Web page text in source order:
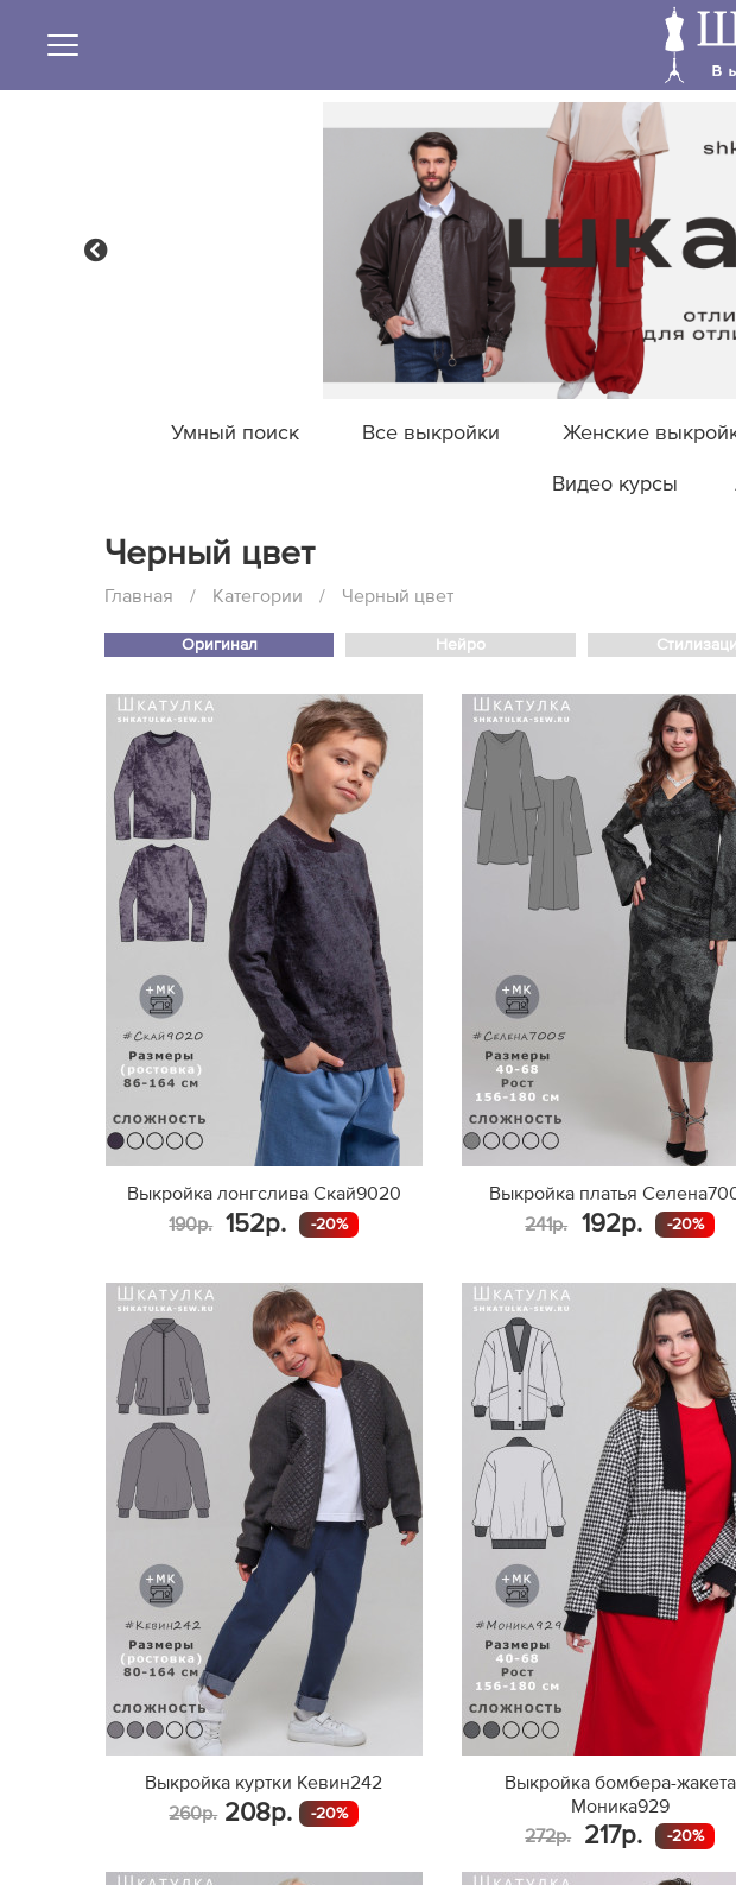
Умный поиск Все выкройки Женские
Видео курсы
Черный цвет
Главная / Категории / Черный цвет
Выкройка лонгслива Скай9020
190р.
152р. -20%
Выкройка платья
241р.
192р. -20%
Выкройка куртки Кевин242
260р. 208р. -20%
Выкройка бомбера-жакета
Моника929
272р.
217р. -20%
Оригинал Нейро